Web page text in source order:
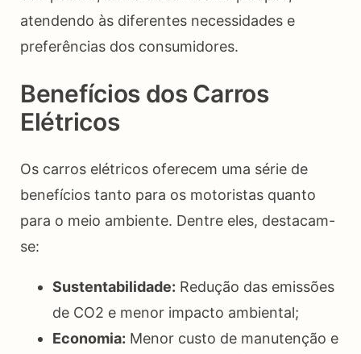
atendendo às diferentes necessidades e
preferências dos consumidores.
Benefícios dos Carros
Elétricos
Os carros elétricos oferecem uma série de
benefícios tanto para os motoristas quanto
para o meio ambiente. Dentre eles, destacam-
se:
Sustentabilidade: Redução das emissões
de CO2 e menor impacto ambiental;
Economia: Menor custo de manutenção e